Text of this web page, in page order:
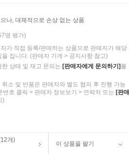
나, 대체적으로 손상 없는 상품
명 평가)
가 직접 등록/판매하는 상품으로 판매자가 해당
을 집니다. (판매자 가게 > 공지사항 참고)
상태 및 재고 문의는 [판매자에게 문의하기] 를
소 및 반품은 판매자와 별도 협의 후 진행 가능
번호 클릭 > 판매자 정보보기 > 연락처 또는 [판매
)
개)
이 상품을 팔기